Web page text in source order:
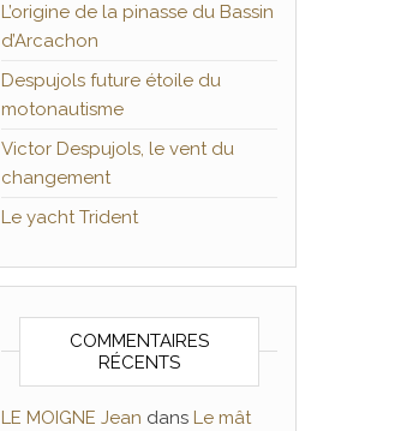
L’origine de la pinasse du Bassin
d’Arcachon
Despujols future étoile du
motonautisme
Victor Despujols, le vent du
changement
Le yacht Trident
COMMENTAIRES
RÉCENTS
LE MOIGNE Jean dans Le mât